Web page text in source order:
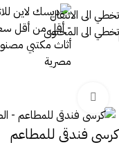
تخطي الى الانتقال
تخطي الى المحتوى
كرسى فندقى للمطاعم